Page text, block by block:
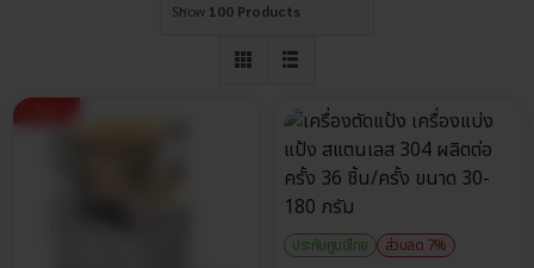
Show 100 Products
ประกันศูนย์ไทย
ส่วนลด 7%